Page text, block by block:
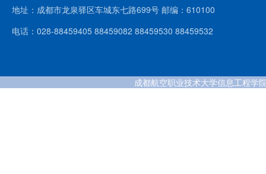
地址：成都市龙泉驿区车城东七路699号 邮编：610100
电话：028-88459405 88459082 88459530 88459532
成都航空职业技术大学信息工程